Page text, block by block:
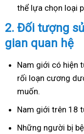
thể lựa chọn loại
2. Đối tượng
gian quan hệ
Nam giới có hiện
rối loạn cương
muốn.
Nam giới trên 18
Những người bị